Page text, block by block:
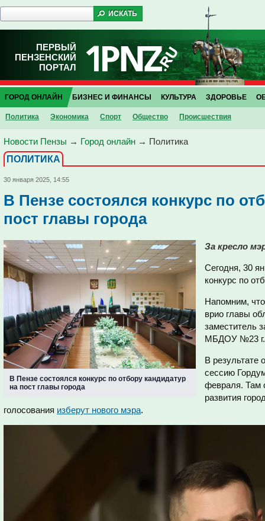
ПЕРВЫЙ
ПЕНЗЕНСКИЙ
ПОРТАЛ
ГОРОД ОНЛАЙН
Политика Экономика Спорт Общество Проиcшествия
БИЗНЕС И ФИНАНСЫ КУЛЬТУРА ЗДОРОВЬЕ
Новости Пензы → Город онлайн → Политика
ПОЛИТИКА
30 января 2025, 14:55
В Пензе состоялся конкурс по
пост главы города
В Пензе состоялся конкурс по отбору кандидатур
на пост главы города
За кресло
Сегодня, 30
конкурс по
Напомним,
врио главы
заместитель
МБДОУ №23
В результате
сессию
февраля. Там
развития
голосования изберут нового мэра.